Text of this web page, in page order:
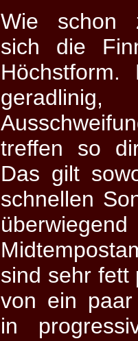
Wie schon
sich die
treffen so
Das gilt
schnellen
sind sehr fett
von ein paar
in